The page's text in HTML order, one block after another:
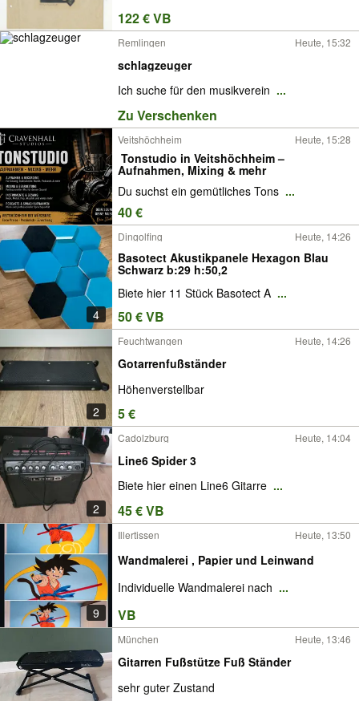
122 € VB
Remlingen Heute, 15:32
schlagzeuger
Ich suche für den musikverein ...
Zu Verschenken
Veitshöchheim Heute, 15:28
️ Tonstudio in Veitshöchheim –
Aufnahmen, Mixing & mehr
Du suchst ein gemütliches Tons ...
40 €
4
Dingolfing Heute, 14:26
Basotect Akustikpanele Hexagon Blau
Schwarz b:29 h:50,2
Biete hier 11 Stück Basotect A ...
50 € VB
2
Feuchtwangen Heute, 14:26
Gotarrenfußständer
Höhenverstellbar
5 €
2
Cadolzburg Heute, 14:04
Line6 Spider 3
Biete hier einen Line6 Gitarre ...
45 € VB
9
Illertissen Heute, 13:50
Wandmalerei , Papier und Leinwand
Individuelle Wandmalerei nach ...
VB
München Heute, 13:46
Gitarren Fußstütze Fuß Ständer
sehr guter Zustand